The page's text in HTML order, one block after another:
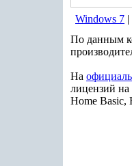
Windows 7
По данным
На
лицензий на
Home Basic,